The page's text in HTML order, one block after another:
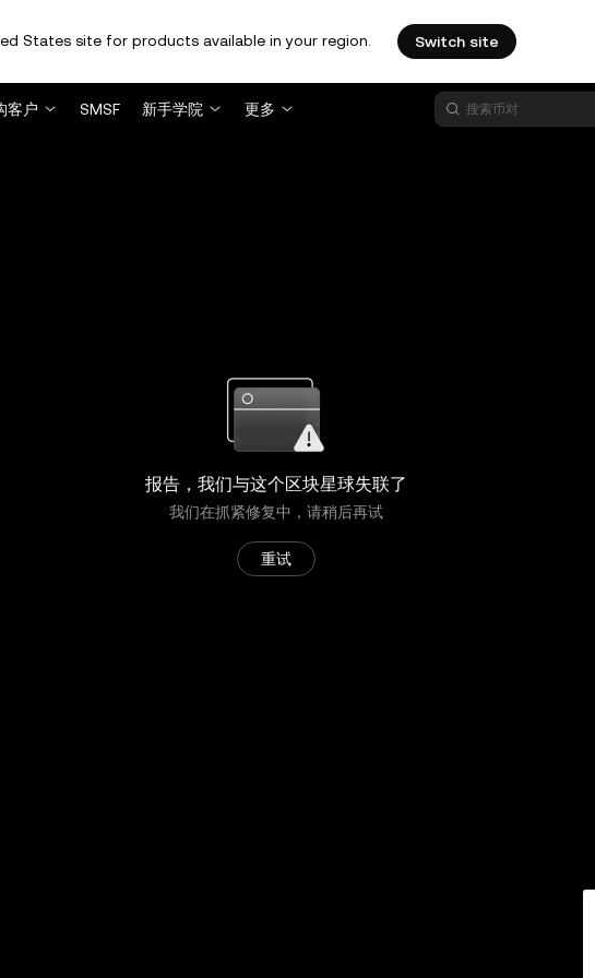
States site for products available in your region. Switch site
客户 SMSF 新手学院 更多
报告，我们与这个区块星球失联了
我们在抓紧修复中，请稍后再试
重试